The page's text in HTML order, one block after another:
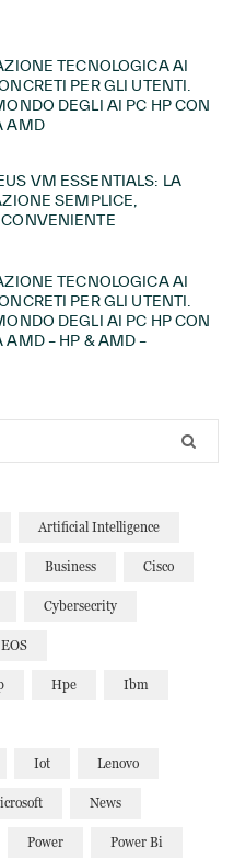
TECNOLOGICA AI
PER GLI UTENTI.
DEGLI AI PC HP CON
AMD
VM ESSENTIALS: LA
SEMPLICE,
TECNOLOGICA AI
PER GLI UTENTI.
DEGLI AI PC HP CON
AMD – HP & AMD –
Artificial Intelligence
Business Cisco
Cybersecrity
EOS
Hpe Ibm
Iot Lenovo
News
Power Power Bi